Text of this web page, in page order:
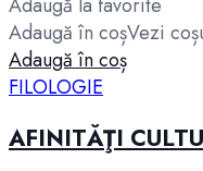
Adaugă în coșVezi
Adaugă în coș
FILOLOGIE
AFINITĂŢI